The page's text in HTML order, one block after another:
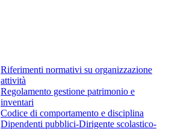
Riferimenti normativi su organizzazione
attività
Regolamento gestione patrimonio e
inventari
Codice di comportamento e disciplina
Dipendenti pubblici-Dirigente scolastico-